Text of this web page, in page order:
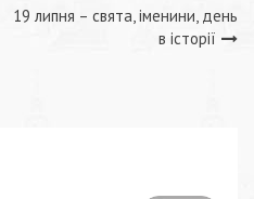
19 липня – свята, іменини, день
в історії